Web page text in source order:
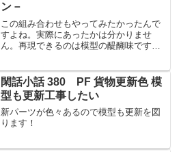
ン－
この組み合わせもやってみたかったんで
すよね。実際にあったかは分かりませ
ん。再現できるのは模型の醍醐味です
閑話小話 380 PF 貨物更新色 模
型も更新工事したい
新パーツが色々あるので模型も更新を図
ります！